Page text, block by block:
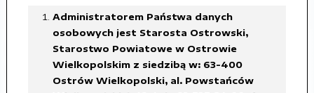
Administratorem Państwa danych
osobowych jest Starosta Ostrowski,
Starostwo Powiatowe w Ostrowie
Wielkopolskim z siedzibą w: 63-400
Ostrów Wielkopolski, al. Powstańców
XVII Sesja Rady Powiatu
Ostrowskiego